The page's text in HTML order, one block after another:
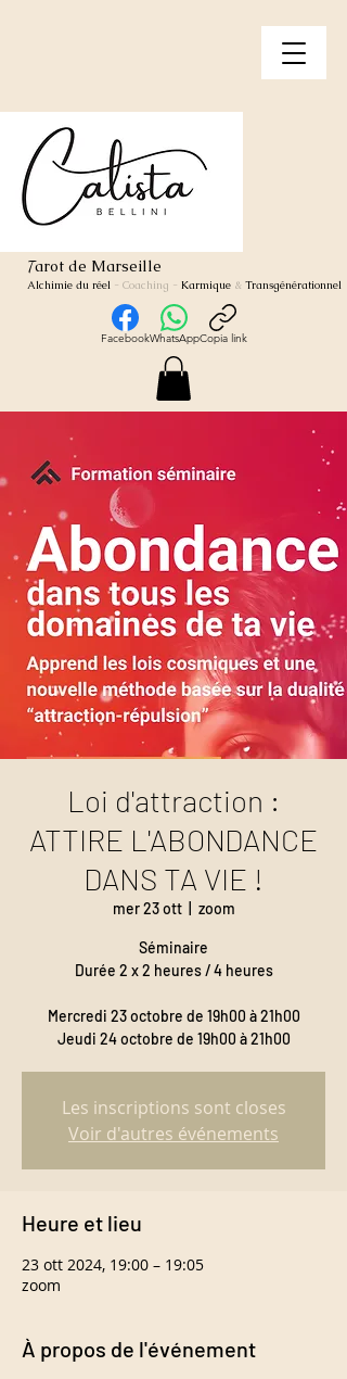
Tarot de Marseille
Alchimie du réel - Coaching - Karmique & Transgénérationnel
FacebookWhatsAppCopia link
Loi d'attraction :
ATTIRE L'ABONDANCE
DANS TA VIE !
mer 23 ott
  |
zoom
Séminaire
Durée 2 x 2 heures / 4 heures
Mercredi 23 octobre de 19h00 à 21h00
Jeudi 24 octobre de 19h00 à 21h00
Les inscriptions sont closes
Voir d'autres événements
Heure et lieu
23 ott 2024, 19:00 – 19:05
zoom
À propos de l'événement